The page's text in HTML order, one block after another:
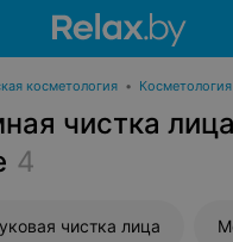
косметология •
чистка
4
чистка лица